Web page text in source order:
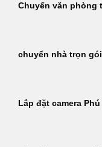
Chuyển văn phòng
chuyển nhà trọn gói
Lắp đặt camera